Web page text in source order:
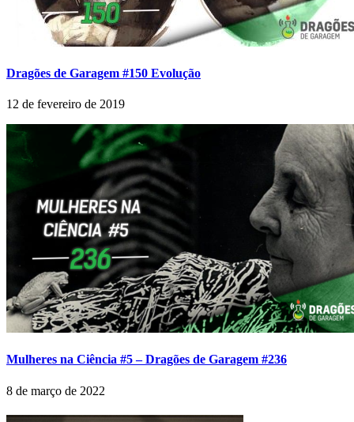
Dragões de Garagem #150 Evolução
12 de fevereiro de 2019
Mulheres na Ciência #5 – Dragões de Garagem #236
8 de março de 2022